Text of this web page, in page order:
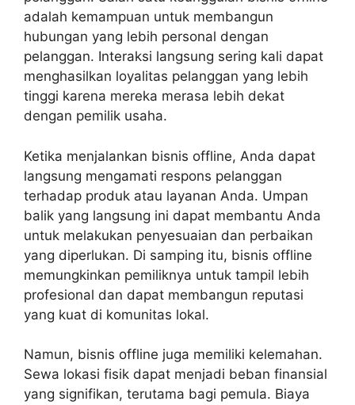
adalah kemampuan untuk membangun
hubungan yang lebih personal dengan
pelanggan. Interaksi langsung sering kali dapat
menghasilkan loyalitas pelanggan yang lebih
tinggi karena mereka merasa lebih dekat
dengan pemilik usaha.
Ketika menjalankan bisnis offline, Anda dapat
langsung mengamati respons pelanggan
terhadap produk atau layanan Anda. Umpan
balik yang langsung ini dapat membantu Anda
untuk melakukan penyesuaian dan perbaikan
yang diperlukan. Di samping itu, bisnis offline
memungkinkan pemiliknya untuk tampil lebih
profesional dan dapat membangun reputasi
yang kuat di komunitas lokal.
Namun, bisnis offline juga memiliki kelemahan.
Sewa lokasi fisik dapat menjadi beban finansial
yang signifikan, terutama bagi pemula. Biaya